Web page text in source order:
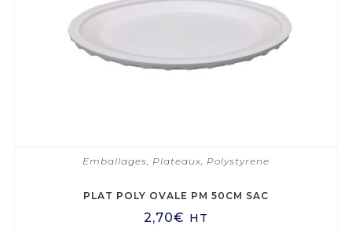
Emballages Plateaux Polystyrene
PLAT POLY OVALE PM 50CM SAC
2,70€ HT